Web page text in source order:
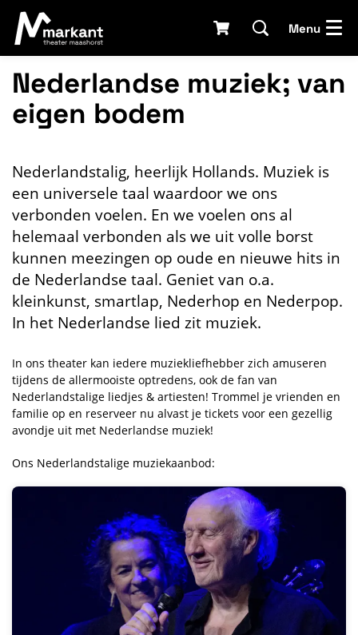
Menu
Nederlandse muziek; van
eigen bodem
Nederlandstalig, heerlijk Hollands. Muziek is
een universele taal waardoor we ons
verbonden voelen. En we voelen ons al
helemaal verbonden als we uit volle borst
kunnen meezingen op oude en nieuwe hits in
de Nederlandse taal. Geniet van o.a.
kleinkunst, smartlap, Nederhop en Nederpop.
In het Nederlandse lied zit muziek.
In ons theater kan iedere muziekliefhebber zich amuseren
tijdens de allermooiste optredens, ook de fan van
Nederlandstalige liedjes & artiesten! Trommel je vrienden en
familie op en reserveer nu alvast je tickets voor een gezellig
avondje uit met Nederlandse muziek!
Ons Nederlandstalige muziekaanbod: